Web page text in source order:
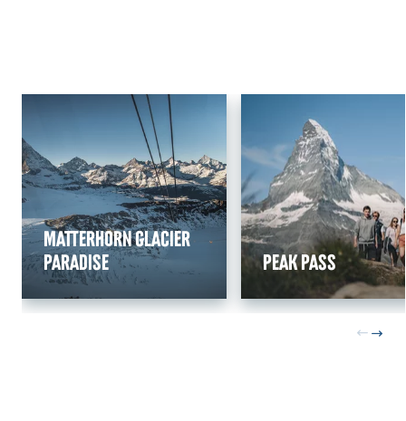
Matterhorn Glacier
Paradise
Peak Pass